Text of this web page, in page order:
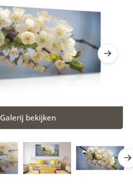
Galerij bekijken